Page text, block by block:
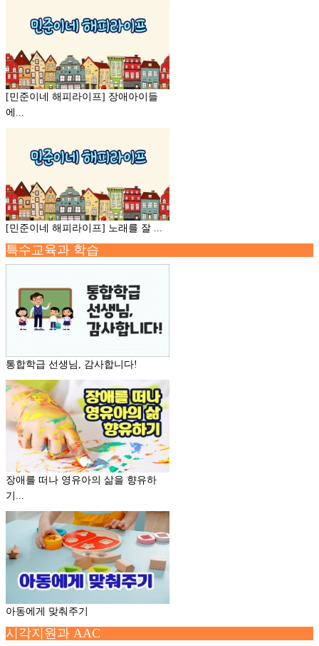
[민준이네 해피라이프] 장애아이들
에...
[민준이네 해피라이프] 노래를 잘 ...
특수교육과 학습
통합학급 선생님, 감사합니다!
장애를 떠나 영유아의 삶을 향유하
기...
아동에게 맞춰주기
시각지원과 AAC